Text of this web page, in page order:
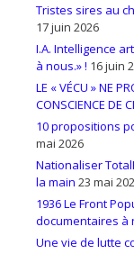
Tristes sires au
17 juin 2026
I.A. Intelligence
à nous.» ! 16 juin
LE « VÉCU » NE
CONSCIENCE DE
10 propositions
mai 2026
Nationaliser
la main 23 mai
1936 Le Front
documentaires à
Une vie de lutte